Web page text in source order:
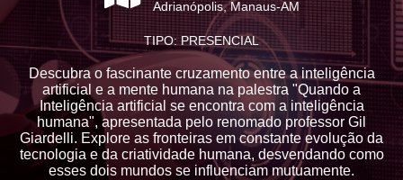
Adrianópolis, Manaus-AM
TIPO: PRESENCIAL
Descubra o fascinante cruzamento entre a inteligência
artificial e a mente humana na palestra "Quando a
Inteligência artificial se encontra com a inteligência
humana", apresentada pelo renomado professor Gil
Giardelli. Explore as fronteiras em constante evolução da
tecnologia e da criatividade humana, desvendando como
esses dois mundos se influenciam mutuamente.